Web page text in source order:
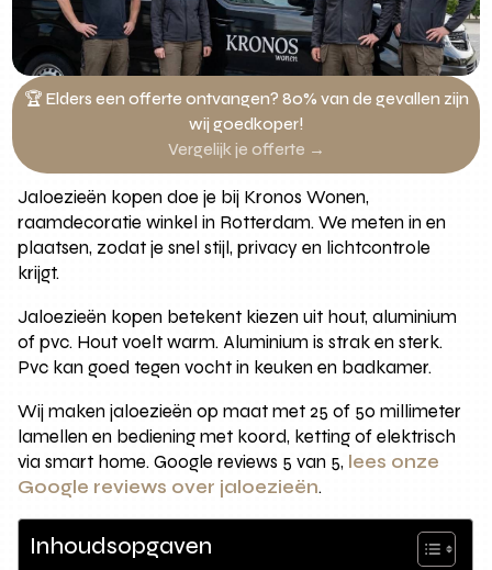
🏆 Elders een offerte ontvangen? 80% van de gevallen zijn
wij goedkoper!
Vergelijk je offerte →
Jaloezieën kopen doe je bij Kronos Wonen,
raamdecoratie winkel in Rotterdam. We meten in en
plaatsen, zodat je snel stijl, privacy en lichtcontrole
krijgt.
Jaloezieën kopen betekent kiezen uit hout, aluminium
of pvc. Hout voelt warm. Aluminium is strak en sterk.
Pvc kan goed tegen vocht in keuken en badkamer.
Wij maken jaloezieën op maat met 25 of 50 millimeter
lamellen en bediening met koord, ketting of elektrisch
via smart home. Google reviews 5 van 5, lees onze
Google reviews over jaloezieën.
Inhoudsopgaven